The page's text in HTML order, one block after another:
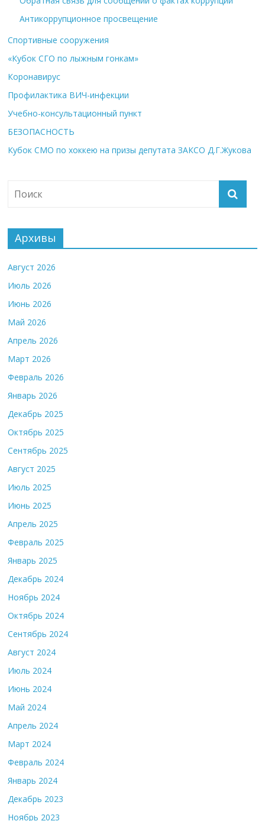
Антикоррупционное просвещение
Спортивные сооружения
«Кубок СГО по лыжным гонкам»
Коронавирус
Профилактика ВИЧ-инфекции
Учебно-консультационный пункт
БЕЗОПАСНОСТЬ
Кубок СМО по хоккею на призы депутата ЗАКСО Д.Г.Жукова
Архивы
Август 2026
Июль 2026
Июнь 2026
Май 2026
Апрель 2026
Март 2026
Февраль 2026
Январь 2026
Декабрь 2025
Октябрь 2025
Сентябрь 2025
Август 2025
Июль 2025
Июнь 2025
Апрель 2025
Февраль 2025
Январь 2025
Декабрь 2024
Ноябрь 2024
Октябрь 2024
Сентябрь 2024
Август 2024
Июль 2024
Июнь 2024
Май 2024
Апрель 2024
Март 2024
Февраль 2024
Январь 2024
Декабрь 2023
Ноябрь 2023